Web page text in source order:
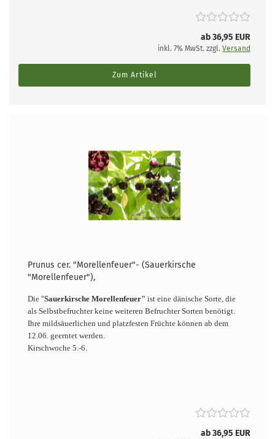
ab 36,95 EUR
inkl. 7% MwSt. zzgl. Versand
Zum Artikel
Prunus cer. "Morellenfeuer"- (Sauerkirsche
"Morellenfeuer"),
Die "Sauerkirsche Morellenfeuer" ist eine dänische Sorte, die
als Selbstbefruchter keine weiteren Befruchter Sorten benötigt.
Ihre mildsäuerlichen und platzfesten Früchte können ab dem
12.06. geerntet werden.
Kirschwoche 5.-6.
ab 36,95 EUR